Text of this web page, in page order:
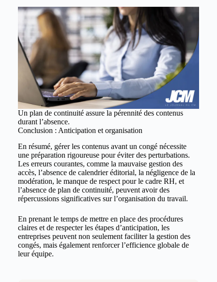
Un plan de continuité assure la pérennité des contenus
durant l’absence.
Conclusion : Anticipation et organisation
En résumé, gérer les contenus avant un congé nécessite
une préparation rigoureuse pour éviter des perturbations.
Les erreurs courantes, comme la mauvaise gestion des
accès, l’absence de calendrier éditorial, la négligence de la
modération, le manque de respect pour le cadre RH, et
l’absence de plan de continuité, peuvent avoir des
répercussions significatives sur l’organisation du travail.
En prenant le temps de mettre en place des procédures
claires et de respecter les étapes d’anticipation, les
entreprises peuvent non seulement faciliter la gestion des
congés, mais également renforcer l’efficience globale de
leur équipe.